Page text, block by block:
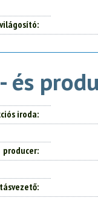
világosító
és
iroda
producer